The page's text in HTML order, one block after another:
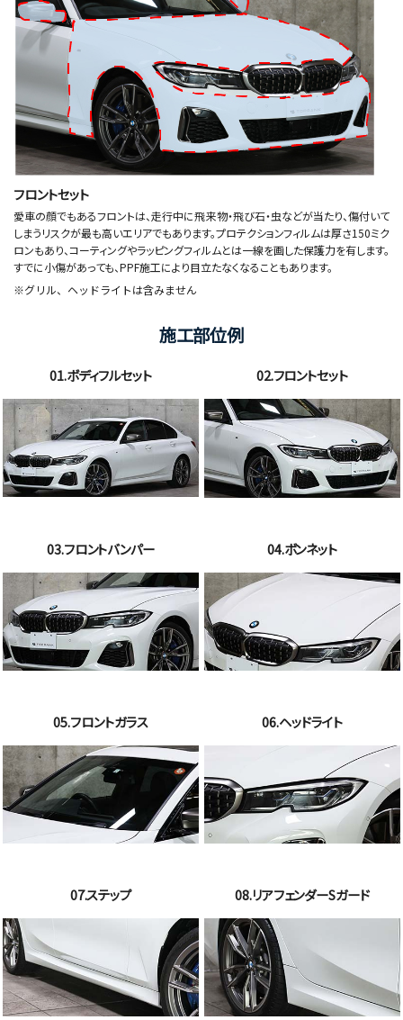
フロントセット
愛車の顔でもあるフロントは、走行中に飛来物・飛び石・虫などが当たり、傷付いて
しまうリスクが最も高いエリアでもあります。プロテクションフィルムは厚さ150ミク
ロンもあり、コーティングやラッピングフィルムとは一線を画した保護力を有します。
すでに小傷があっても、PPF施工により目立たなくなることもあります。
※グリル、ヘッドライトは含みません
施工部位例
01.ボディフルセット 02.フロントセット
03.フロントバンパー 04.ボンネット
05.フロントガラス 06.ヘッドライト
07.ステップ 08.リアフェンダーSガード